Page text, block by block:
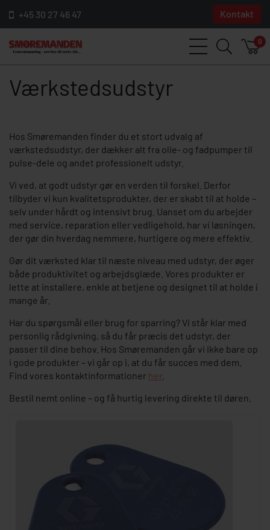
+45 30 27 46 47 Kontakt
0
Værkstedsudstyr
Hos Smøremanden finder du et stort udvalg af
værkstedsudstyr, der dækker alt fra olie- og fadpumper til
pulse-dele og andet professionelt udstyr.
Vi ved, at godt udstyr gør en verden til forskel. Derfor
tilbyder vi kun kvalitetsprodukter, der er skabt til at holde –
selv under hårdt og intensivt brug. Uanset om du arbejder
med service, reparation eller vedligehold, har vi løsningen,
der gør din hverdag nemmere, hurtigere og mere effektiv.
Gør dit værksted klar til næste niveau med udstyr, der øger
både produktivitet og arbejdsglæde. Vores produkter er
lette at installere, enkle at betjene og designet til at holde i
mange år.
Har du spørgsmål eller brug for sparring? Vi står klar med
personlig rådgivning, så du får præcis det udstyr, der
passer til dine behov. Hos Smøremanden går vi ikke bare op
i gode produkter – vi går op i, at du får succes med dem.
Find vores kontaktinformationer her
Bestil nemt online – og få hurtig levering direkte til døren.